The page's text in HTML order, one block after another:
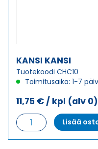
KANSI KANSI
Tuotekoodi CHC10
Toimitusaika: 1-7
11,75 € / kpl (alv 0)
KANSI
KANSI
määrä
Lisää